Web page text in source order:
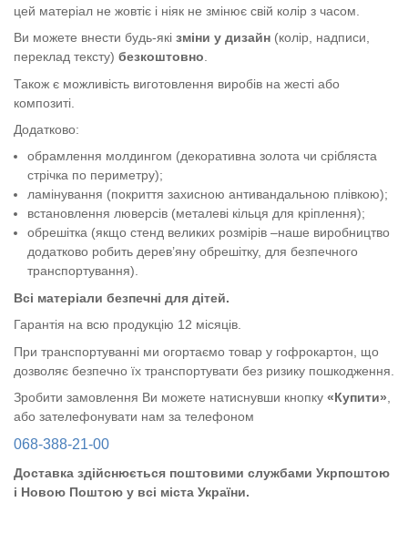
цей матеріал не жовтіє і ніяк не змінює свій колір з часом.
Ви можете внести будь-які зміни у дизайн (колір, надписи,
переклад тексту) безкоштовно.
Також є можливість виготовлення виробів на жесті або
композиті.
Додатково:
обрамлення молдингом (декоративна золота чи срібляста
стрічка по периметру);
ламінування (покриття захисною антивандальною плівкою);
встановлення люверсів (металеві кільця для кріплення);
обрешітка (якщо стенд великих розмірів –наше виробництво
додатково робить дерев’яну обрешітку, для безпечного
транспортування).
Всі матеріали безпечні для дітей.
Гарантія на всю продукцію 12 місяців.
При транспортуванні ми огортаємо товар у гофрокартон, що
дозволяє безпечно їх транспортувати без ризику пошкодження.
Зробити замовлення Ви можете натиснувши кнопку «Купити»
або зателефонувати нам за телефоном
068-388-21-00
Доставка здійснюється поштовими службами Укрпоштою
і Новою Поштою у всі міста України.